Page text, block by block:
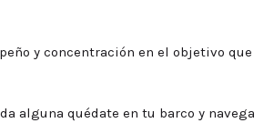
y concentración en el objetivo que
alguna quédate en tu barco y navega